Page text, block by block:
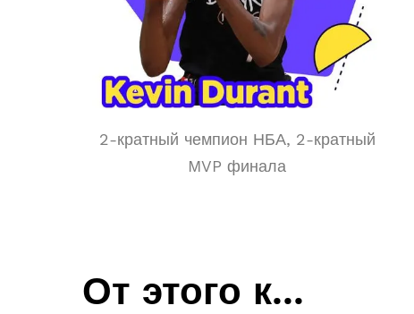
2-кратный чемпион НБА, 2-кратный
MVP финала
От этого к...